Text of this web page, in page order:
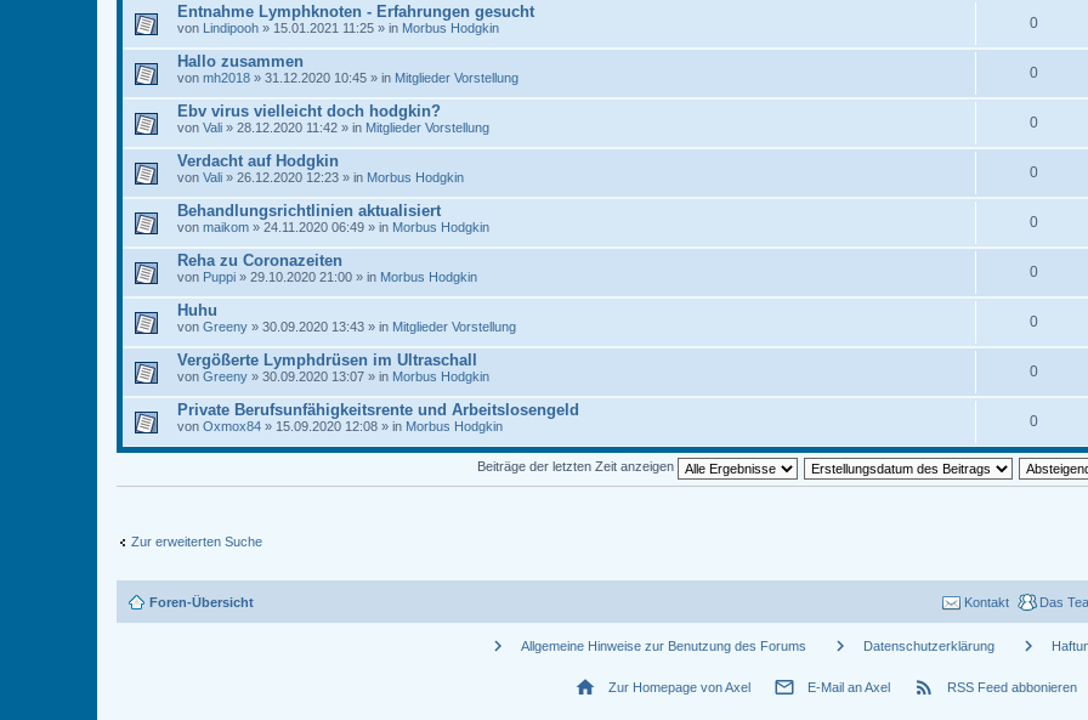
Entnahme Lymphknoten - Erfahrungen gesucht
von Lindipooh » 15.01.2021 11:25 » in Morbus Hodgkin 0
Hallo zusammen
von mh2018 » 31.12.2020 10:45 » in Mitglieder Vorstellung 0
Ebv virus vielleicht doch hodgkin?
von Vali » 28.12.2020 11:42 » in Mitglieder Vorstellung 0
Verdacht auf Hodgkin
von Vali » 26.12.2020 12:23 » in Morbus Hodgkin 0
Behandlungsrichtlinien aktualisiert
von maikom » 24.11.2020 06:49 » in Morbus Hodgkin 0
Reha zu Coronazeiten
von Puppi » 29.10.2020 21:00 » in Morbus Hodgkin 0
Huhu
von Greeny » 30.09.2020 13:43 » in Mitglieder Vorstellung 0
Vergößerte Lymphdrüsen im Ultraschall
von Greeny » 30.09.2020 13:07 » in Morbus Hodgkin 0
Private Berufsunfähigkeitsrente und Arbeitslosengeld
von Oxmox84 » 15.09.2020 12:08 » in Morbus Hodgkin 0
Beiträge der letzten Zeit anzeigen
Zur erweiterten Suche
Foren-Übersicht Das
Kontakt
chevron_right Allgemeine Hinweise zur Benutzung des Forums chevron_right Datenschutzerklärung chevron_right
home Zur Homepage von Axel mail_outline E-Mail an Axel rss_feed RSS Feed abbonieren